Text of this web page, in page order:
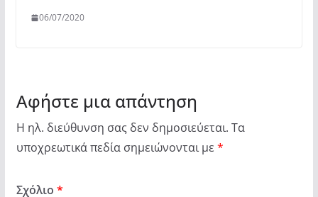
06/07/2020
Αφήστε μια απάντηση
Η ηλ. διεύθυνση σας δεν δημοσιεύεται. Τα
υποχρεωτικά πεδία σημειώνονται με *
Σχόλιο *